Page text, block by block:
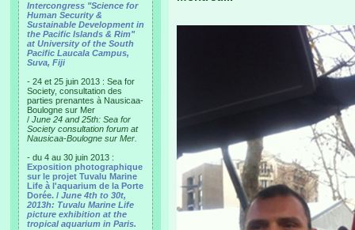
Intercongress "Science for
Human Security &
Sustainable Development in
the Pacific Islands & Rim"
at University of the South
Pacific Laucala Campus,
Suva, Fiji
- 24 et 25 juin 2013 : Sea for
Society, consultation des
parties prenantes à Nausicaa-
Boulogne sur Mer
/ June 24 and 25th: Sea for
Society consultation forum at
Nausicaa-Boulogne sur Mer.
- du 4 au 30 juin 2013 :
Exposition photographique
sur le projet Tuvalu Marine
Life à l'aquarium de la Porte
Dorée. / June 4th to 30t,
2013h: Tuvalu Marine Life
picture exhibition at the
tropical aquarium in Paris.